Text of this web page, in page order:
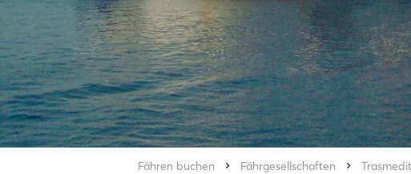
Fähren buchen Fährgesellschaften